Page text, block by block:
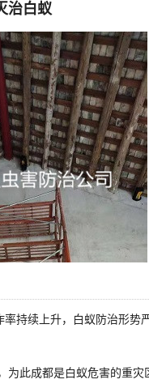
治白蚁
持续上升，白蚁防治形势
此成都是白蚁危害的重